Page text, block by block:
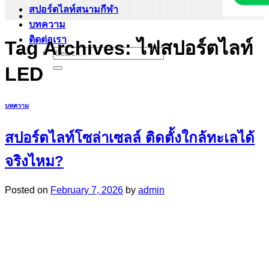
สปอร์ตไลท์สนามกีฬา
บทความ
ติดต่อเรา
Search
for:
Tag Archives:ไฟสปอร์ตไลท์
LED
บทความ
สปอร์ตไลท์โซล่าเซลล์ ติดตั้งใกล้ทะเลได้
จริงไหม?
Posted on February 7, 2026 by admin